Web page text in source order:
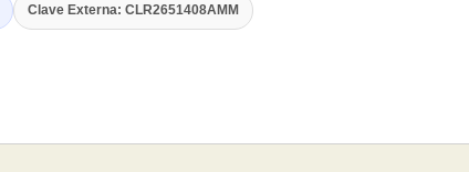
Clave Externa: CLR2651408AMM